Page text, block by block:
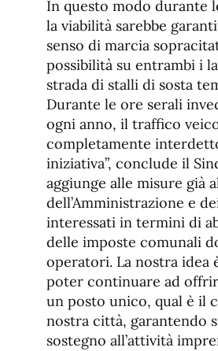
In questo modo durante
la viabilità sarebbe
senso di marcia
possibilità su entrambi i
strada di stalli di sosta
Durante le ore serali
ogni anno, il traffico
completamente
iniziativa”, conclude il
aggiunge alle misure già
dell’Amministrazione e
interessati in termini di
delle imposte comunali
operatori. La nostra idea
poter continuare ad
un posto unico, qual è il
nostra città, garantendo
sostegno all’attività